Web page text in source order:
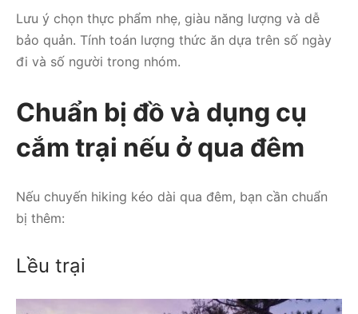
Lưu ý chọn thực phẩm nhẹ, giàu năng lượng và dễ
bảo quản. Tính toán lượng thức ăn dựa trên số ngày
đi và số người trong nhóm.
Chuẩn bị đồ và dụng cụ
cắm trại nếu ở qua đêm
Nếu chuyến hiking kéo dài qua đêm, bạn cần chuẩn
bị thêm:
Lều trại